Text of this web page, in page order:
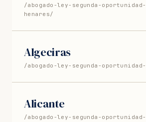
/abogado-ley-segunda-
henares/
Algeciras
/abogado-ley-segunda-
Alicante
/abogado-ley-segunda-